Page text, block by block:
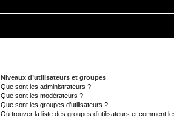
Niveaux d’utilisateurs et groupes
Que sont les administrateurs ?
Que sont les modérateurs ?
Que sont les groupes d’utilisateurs ?
Où trouver la liste des groupes d’utilisateurs et comment